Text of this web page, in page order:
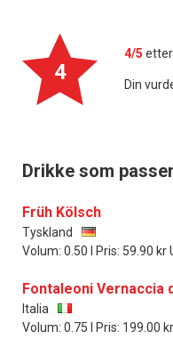
4
4/5 etter
Din
Drikke som
Früh Kölsch
Tyskland
Volum: 0.50 l Pris: 59.90 kr
Fontaleoni Vernaccia
Italia
Volum: 0.75 l Pris: 199.00